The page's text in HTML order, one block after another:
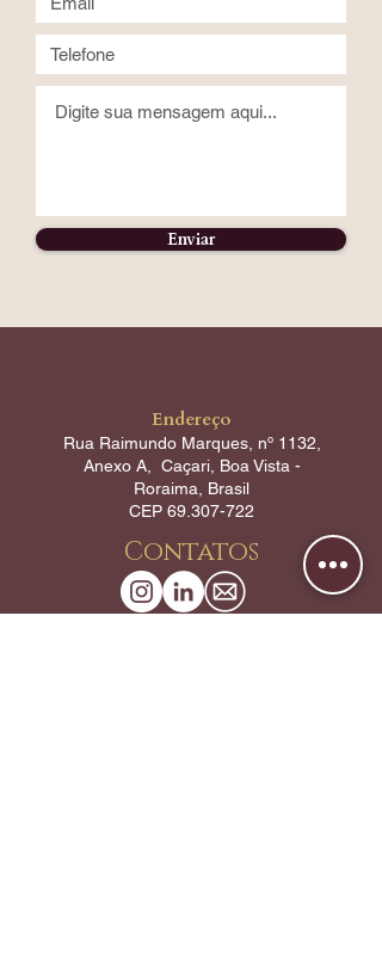
Enviar
Endereço
Rua Raimundo Marques, nº 1132,
Anexo A, Caçari, Boa Vista -
Roraima, Brasil
CEP 69.307-722
Contatos